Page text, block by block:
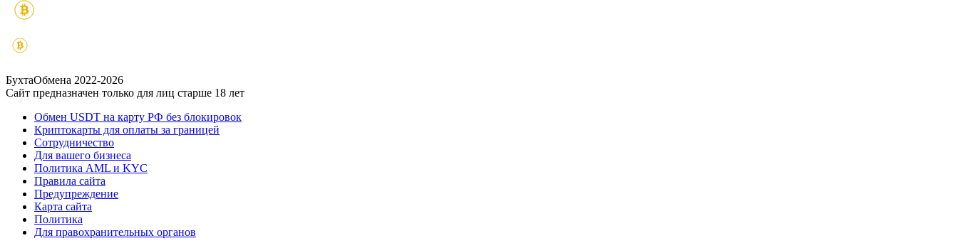
БухтаОбмена 2022-2026
Сайт предназначен только для лиц старше 18 лет
Обмен USDT на карту РФ без блокировок
Криптокарты для оплаты за границей
Сотрудничество
Для вашего бизнеса
Политика AML и KYC
Правила сайта
Предупреждение
Карта сайта
Политика
Для правохранительных органов